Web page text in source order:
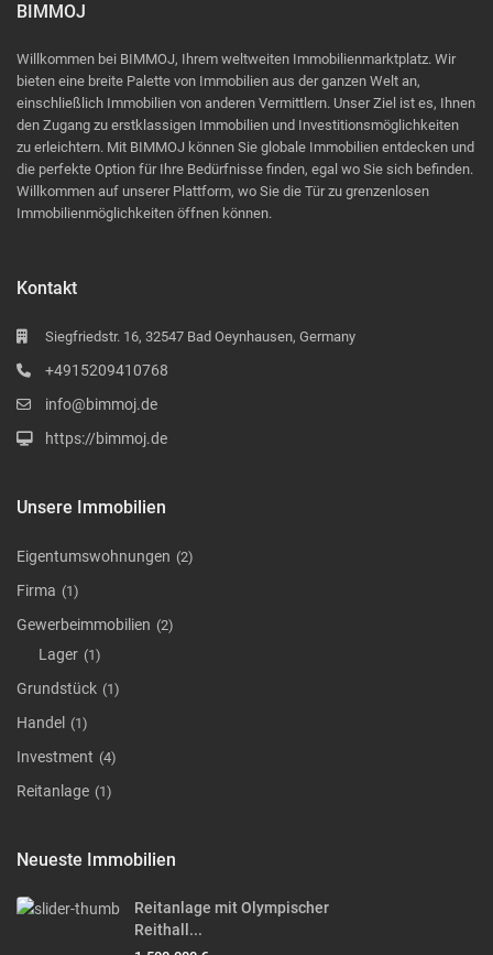
BIMMOJ
Willkommen bei BIMMOJ, Ihrem weltweiten Immobilienmarktplatz. Wir
bieten eine breite Palette von Immobilien aus der ganzen Welt an,
einschließlich Immobilien von anderen Vermittlern. Unser Ziel ist es, Ihnen
den Zugang zu erstklassigen Immobilien und Investitionsmöglichkeiten
zu erleichtern. Mit BIMMOJ können Sie globale Immobilien entdecken und
die perfekte Option für Ihre Bedürfnisse finden, egal wo Sie sich befinden.
Willkommen auf unserer Plattform, wo Sie die Tür zu grenzenlosen
Immobilienmöglichkeiten öffnen können.
Kontakt
Siegfriedstr. 16, 32547 Bad Oeynhausen, Germany
+4915209410768
info@bimmoj.de
https://bimmoj.de
Unsere Immobilien
Eigentumswohnungen (2)
Firma (1)
Gewerbeimmobilien (2)
Lager (1)
Grundstück (1)
Handel (1)
Investment (4)
Reitanlage (1)
Neueste Immobilien
Reitanlage mit Olympischer
Reithall...